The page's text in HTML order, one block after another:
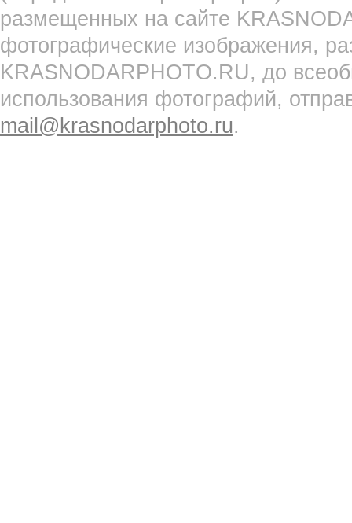
размещенных на сайте
фотографические изображения,
KRASNODARPHOTO.RU, до
использования фотографий,
mail@krasnodarphoto.ru.